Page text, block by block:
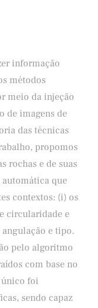
informação
métodos
meio da injeção
de imagens de
das técnicas
propomos
rochas e de suas
que
contextos: (i) os
circularidade e
e tipo.
pelo algoritmo
com base no
único foi
sendo capaz